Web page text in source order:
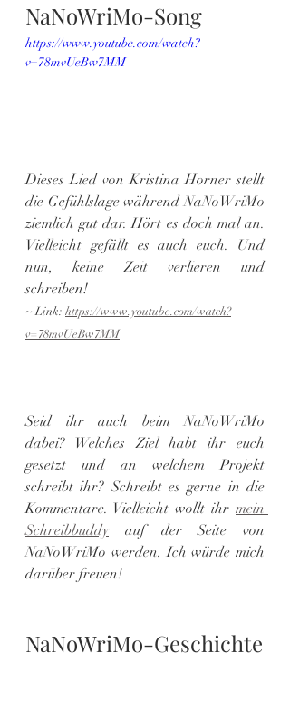
NaNoWriMo-Song
https://www.youtube.com/watch?
v=78mvUeBw7MM
Dieses Lied von Kristina Horner stellt
die Gefühlslage während NaNoWriMo
ziemlich gut dar. Hört es doch mal an.
Vielleicht gefällt es auch euch. Und
nun, keine Zeit verlieren und
schreiben!
~ Link: https://www.youtube.com/watch?
v=78mvUeBw7MM
Seid ihr auch beim NaNoWriMo
dabei? Welches Ziel habt ihr euch
gesetzt und an welchem Projekt
schreibt ihr? Schreibt es gerne in die
Kommentare. Vielleicht wollt ihr mein
Schreibbuddy auf der Seite von
NaNoWriMo werden. Ich würde mich
darüber freuen!
NaNoWriMo-Geschichte